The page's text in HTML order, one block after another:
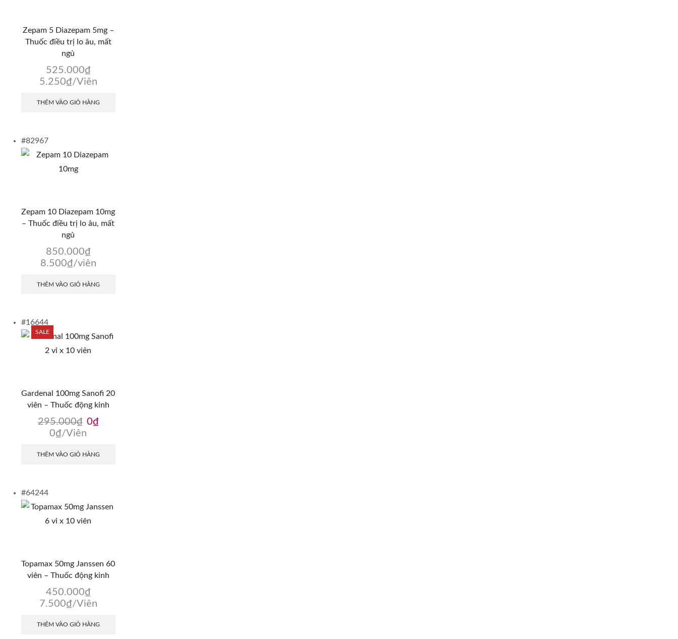
Zepam 5 Diazepam 5mg –
Thuốc điều trị lo âu, mất
ngủ
525.000₫
5.250₫/Viên
THÊM VÀO GIỎ HÀNG
#82967
Zepam 10 Diazepam 10mg
– Thuốc điều trị lo âu, mất
ngủ
850.000₫
8.500₫/viên
THÊM VÀO GIỎ HÀNG
#16644
SALE
Gardenal 100mg Sanofi 20
viên – Thuốc động kinh
295.000₫ Giá
gốc
295.000₫.
0₫Giá
là:
0₫/Viên
THÊM VÀO GIỎ HÀNG
#64244
Topamax 50mg Janssen 60
viên – Thuốc động kinh
450.000₫
7.500₫/Viên
THÊM VÀO GIỎ HÀNG